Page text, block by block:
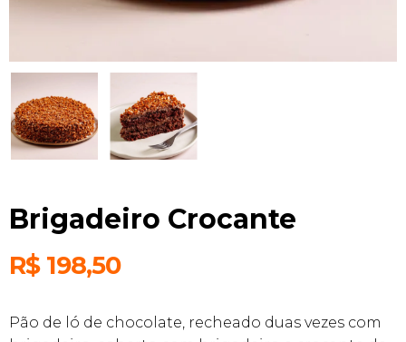
Brigadeiro Crocante
R$198,50
Pão de ló de chocolate, recheado duas vezes com